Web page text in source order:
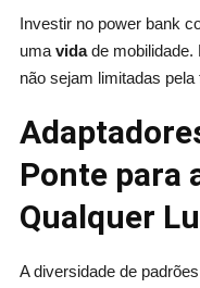
Investir no power bank
uma vidade mobilidade.
não sejam limitadas pela
Ponte para
Qualquer
A diversidade de